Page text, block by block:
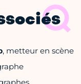
, metteur en scène